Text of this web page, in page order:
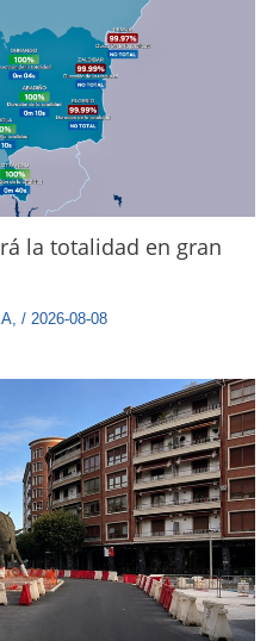
la totalidad en gran
/ 2026-08-08